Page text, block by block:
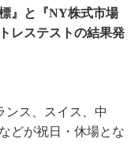
』と『NY株式市場
レステストの結果発
ンス、スイス、中
どが祝日・休場とな